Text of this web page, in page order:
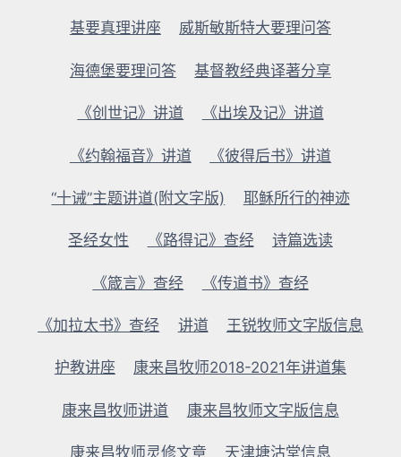
基要真理讲座 威斯敏斯特大要理问答
海德堡要理问答 基督教经典译著分享
《创世记》讲道 《出埃及记》讲道
《约翰福音》讲道 《彼得后书》讲道
“十诫”主题讲道(附文字版) 耶稣所行的神迹
圣经女性 《路得记》查经 诗篇选读
《箴言》查经 《传道书》查经
《加拉太书》查经 讲道 王锐牧师文字版信息
护教讲座 康来昌牧师2018-2021年讲道集
康来昌牧师讲道 康来昌牧师文字版信息
康来昌牧师灵修文章 天津塘沽堂信息